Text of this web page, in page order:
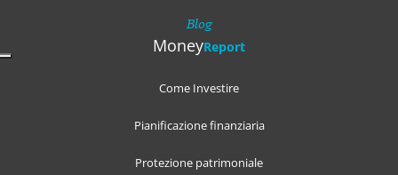
Blog
MoneyReport
Come Investire
Pianificazione finanziaria
Protezione patrimoniale